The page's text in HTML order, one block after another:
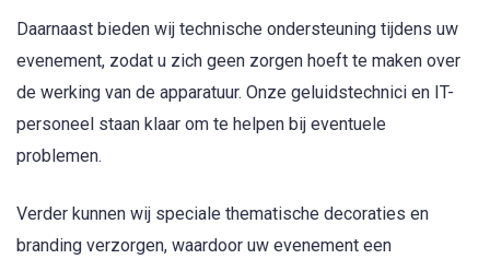
Daarnaast bieden wij technische ondersteuning tijdens uw
evenement, zodat u zich geen zorgen hoeft te maken over
de werking van de apparatuur. Onze geluidstechnici en IT-
personeel staan klaar om te helpen bij eventuele
problemen.
Verder kunnen wij speciale thematische decoraties en
branding verzorgen, waardoor uw evenement een